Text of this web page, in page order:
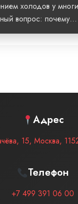
холодов у
вопрос: почему...
Адрес
15, Москва,
Телефон
+7 499 391 06 00